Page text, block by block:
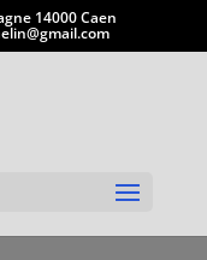
14000 Caen